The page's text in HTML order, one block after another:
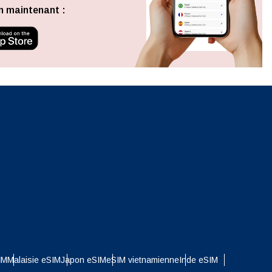
Fermer la fenêtre contextuelle
maintenant :
Malaisie eSIMJapon eSIMeSIM vietnamienneInde eSIM